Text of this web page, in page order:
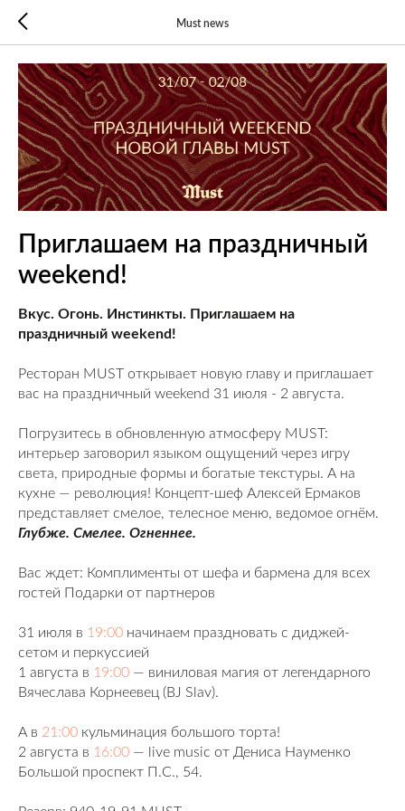
Must news
Приглашаем на праздничный
weekend!
Вкус. Огонь. Инстинкты. Приглашаем на
праздничный weekend!
Ресторан MUST открывает новую главу и приглашает
вас на праздничный weekend 31 июля - 2 августа.
Погрузитесь в обновленную атмосферу MUST:
интерьер заговорил языком ощущений через игру
света, природные формы и богатые текстуры. А на
кухне — революция! Концепт-шеф Алексей Ермаков
представляет смелое, телесное меню, ведомое огнём.
Глубже. Смелее. Огненнее.
Вас ждет: Комплименты от шефа и бармена для всех
гостей Подарки от партнеров
31 июля в 19:00 начинаем праздновать с диджей-
сетом и перкуссией
1 августа в 19:00 — виниловая магия от легендарного
Вячеслава Корнеевец (BJ Slav).
А в 21:00 кульминация большого торта!
2 августа в 16:00 — live music от Дениса Науменко
Большой проспект П.С., 54.